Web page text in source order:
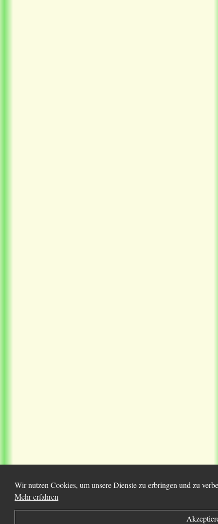
Wir nutzen Cookies, um unsere Dienste zu erbringen und zu
Mehr erfahren